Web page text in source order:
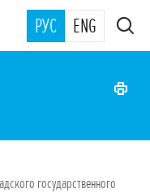
РУС ENG
государственного